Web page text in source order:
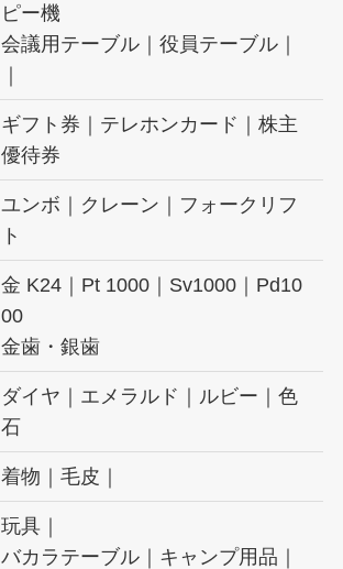
ピー機
会議用テーブル｜役員テーブル｜
｜
ギフト券｜テレホンカード｜株主
優待券
ユンボ｜クレーン｜フォークリフ
ト
金 K24｜Pt 1000｜Sv1000｜Pd10
00
金歯・銀歯
ダイヤ｜エメラルド｜ルビー｜色
石
着物｜毛皮｜
玩具｜
バカラテーブル｜キャンプ用品｜